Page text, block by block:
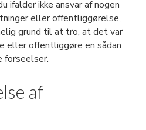
ifalder ikke ansvar af nogen
eller offentliggørelse,
grund til at tro, at det var
eller offentliggøre en sådan
forseelser.
af